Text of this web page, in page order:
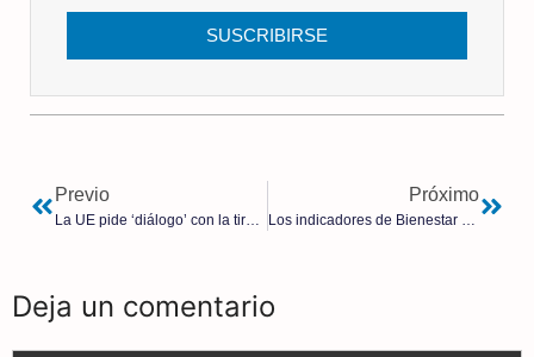
SUSCRIBIRSE
Previo
La UE pide ‘diálogo’ con la tiranía comunista de Cuba
Próximo
Los indicadores de Bienestar Social | Eusebio Alonso
Deja un comentario